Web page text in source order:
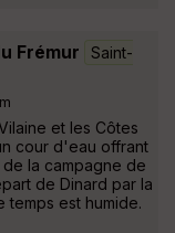
Frémur
Saint-
et les Côtes
cour d'eau offrant
la campagne de
de Dinard par la
temps est humide.